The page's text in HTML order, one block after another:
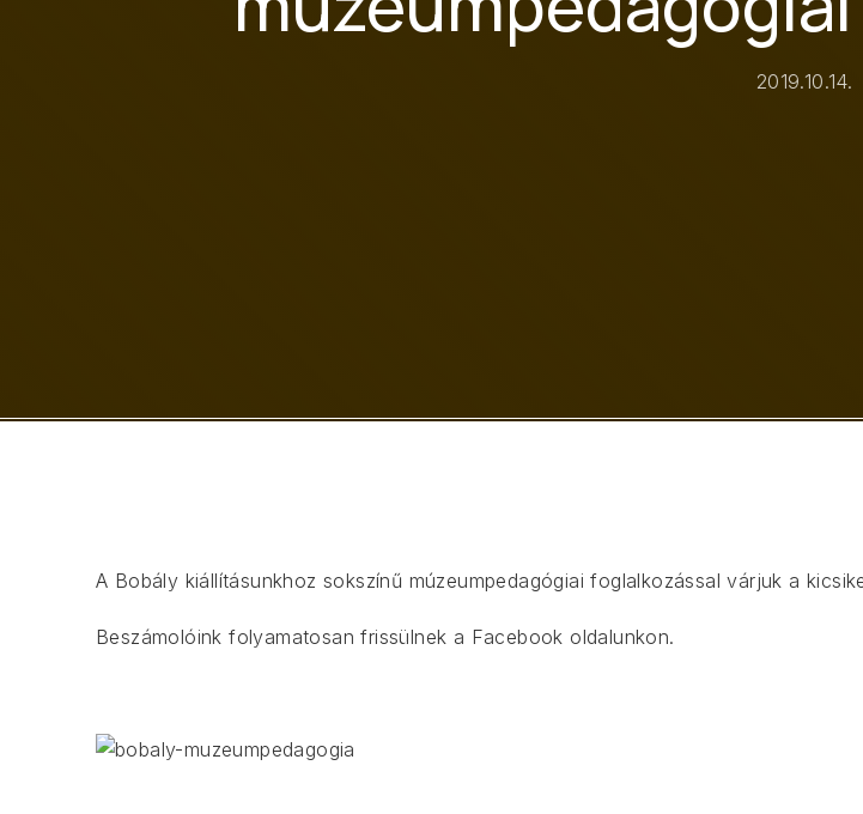
2019.10.14.
A Bobály kiállításunkhoz sokszínű múzeumpedagógiai foglalkozással várjuk a
Beszámolóink folyamatosan frissülnek a Facebook oldalunkon.